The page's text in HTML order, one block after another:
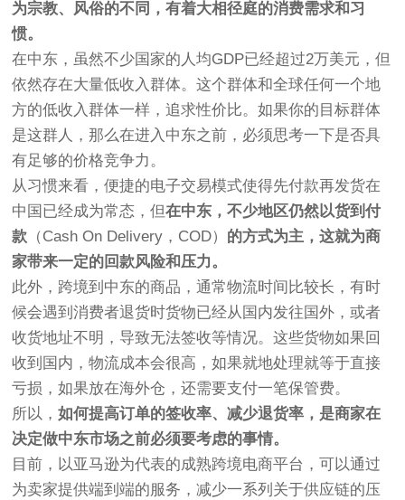
为宗教、风俗的不同，有着大相径庭的消费需求和习
惯。
在中东，虽然不少国家的人均GDP已经超过2万美元，但
依然存在大量低收入群体。这个群体和全球任何一个地
方的低收入群体一样，追求性价比。如果你的目标群体
是这群人，那么在进入中东之前，必须思考一下是否具
有足够的价格竞争力。
从习惯来看，便捷的电子交易模式使得先付款再发货在
中国已经成为常态，但在中东，不少地区仍然以货到付
款 （Cash On Delivery，COD） 的方式为主，这就为商
家带来一定的回款风险和压力。
此外，跨境到中东的商品，通常物流时间比较长，有时
候会遇到消费者退货时货物已经从国内发往国外，或者
收货地址不明，导致无法签收等情况。这些货物如果回
收到国内，物流成本会很高，如果就地处理就等于直接
亏损，如果放在海外仓，还需要支付一笔保管费。
所以，如何提高订单的签收率、减少退货率，是商家在
决定做中东市场之前必须要考虑的事情。
目前，以亚马逊为代表的成熟跨境电商平台，可以通过
为卖家提供端到端的服务，减少一系列关于供应链的压